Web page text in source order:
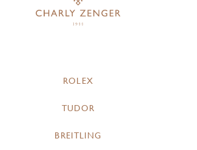
ROLEX
TUDOR
BREITLING